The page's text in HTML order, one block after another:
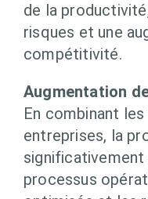
de la
risques et une
compétitivité.
Augmentation
En combinant
entreprises, la
significativement
processus